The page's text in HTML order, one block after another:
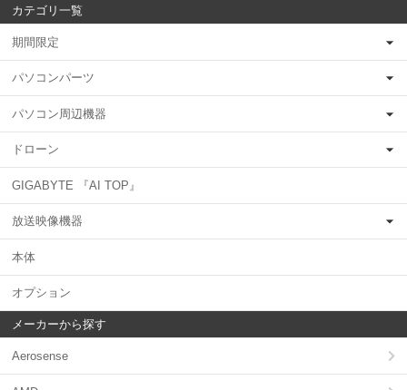
カテゴリ一覧
期間限定
パソコンパーツ
パソコン周辺機器
ドローン
GIGABYTE 『AI TOP』
放送映像機器
本体
オプション
メーカーから探す
Aerosense